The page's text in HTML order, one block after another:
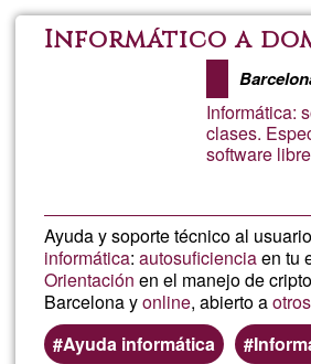
Informático a
Informática:
clases.
software libre
Ayuda y soporte técnico al
informática:autosuficienciaen tu
Orientación en el manejo de
Barcelona yonline, abierto aotros
Ayuda informática